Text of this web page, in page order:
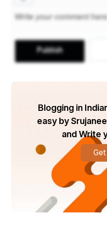
ଶୁଣିବା ସୁଜନେ ଜଗନ୍ନାଥଙ୍କ
ଶ୍ରବଣକୁ ଆନନ୍ଦ ଅମୃତ
ରାଉତରୂପେ ବିଜୟେ ରାଜା
ଆବର ବିଶେଷେ ସେହୁ ଭଣ୍ଡ
ସେବାକୁ ନ ଆସି ସେ ଗରବ
Publish
Blogging in
easy by
and Write